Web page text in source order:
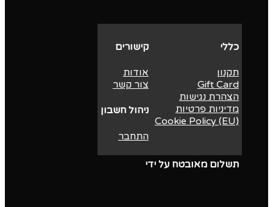
תשלום מאובטח על ידי
קישורים
אודות
צור קשר
ניהול חשבון
התחבר
כללי
תקנון
Gift Card
הצהרת נגישות
מדיניות פרטיות
Cookie Policy (EU)